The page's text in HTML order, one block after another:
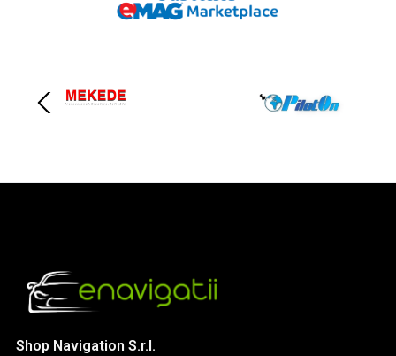
Shop Navigation S.r.l.